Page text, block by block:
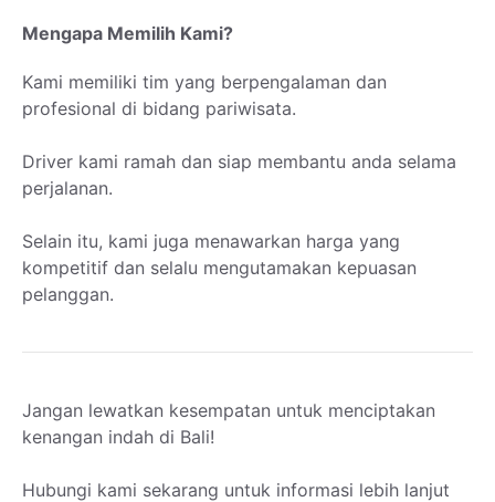
Mengapa Memilih Kami?
Kami memiliki tim yang berpengalaman dan
profesional di bidang pariwisata.
Driver kami ramah dan siap membantu anda selama
perjalanan.
Selain itu, kami juga menawarkan harga yang
kompetitif dan selalu mengutamakan kepuasan
pelanggan.
Jangan lewatkan kesempatan untuk menciptakan
kenangan indah di Bali!
Hubungi kami sekarang untuk informasi lebih lanjut